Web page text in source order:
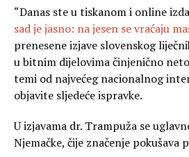
“Danas ste u tiskanom i online
sad je jasno: na jesen se vraćaju
prenesene izjave slovenskog
u bitnim dijelovima činjenično
temi od najvećeg nacionalnog
objavite sljedeće ispravke.
U izjavama dr. Trampuža se
Njemačke, čije značenje